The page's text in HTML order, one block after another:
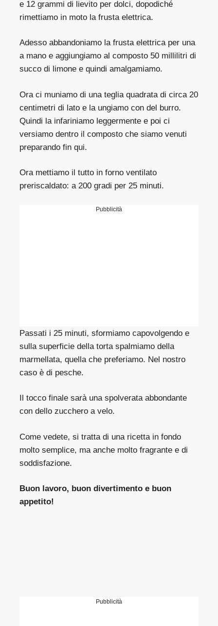
e 12 grammi di lievito per dolci, dopodiché
rimettiamo in moto la frusta elettrica.
Adesso abbandoniamo la frusta elettrica per una
a mano e aggiungiamo al composto 50 millilitri di
succo di limone e quindi amalgamiamo.
Ora ci muniamo di una teglia quadrata di circa 20
centimetri di lato e la ungiamo con del burro.
Quindi la infariniamo leggermente e poi ci
versiamo dentro il composto che siamo venuti
preparando fin qui.
Ora mettiamo il tutto in forno ventilato
preriscaldato: a 200 gradi per 25 minuti.
Pubblicità
Passati i 25 minuti, sformiamo capovolgendo e
sulla superficie della torta spalmiamo della
marmellata, quella che preferiamo. Nel nostro
caso è di pesche.
Il tocco finale sarà una spolverata abbondante
con dello zucchero a velo.
Come vedete, si tratta di una ricetta in fondo
molto semplice, ma anche molto fragrante e di
soddisfazione.
Buon lavoro, buon divertimento e buon
appetito!
Pubblicità